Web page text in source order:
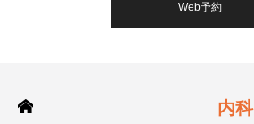
Web予約
内